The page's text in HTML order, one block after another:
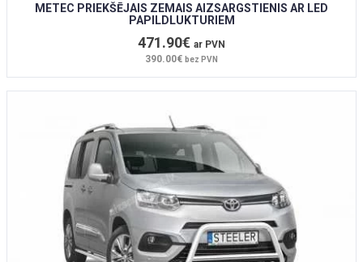
METEC PRIEKŠĒJAIS ZEMAIS AIZSARGSTIENIS AR LED
PAPILDLUKTURIEM
471.90€ ar PVN
390.00€ bez PVN